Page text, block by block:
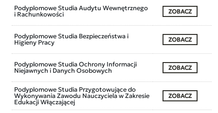
Podyplomowe Studia Audytu Wewnętrznego
i Rachunkowości ZOBACZ
Podyplomowe Studia Bezpieczeństwa i
Higieny Pracy ZOBACZ
Podyplomowe Studia Ochrony Informacji
Niejawnych i Danych Osobowych ZOBACZ
Podyplomowe Studia Przygotowujące do
Wykonywania Zawodu Nauczyciela w Zakresie
Edukacji Włączającej
ZOBACZ